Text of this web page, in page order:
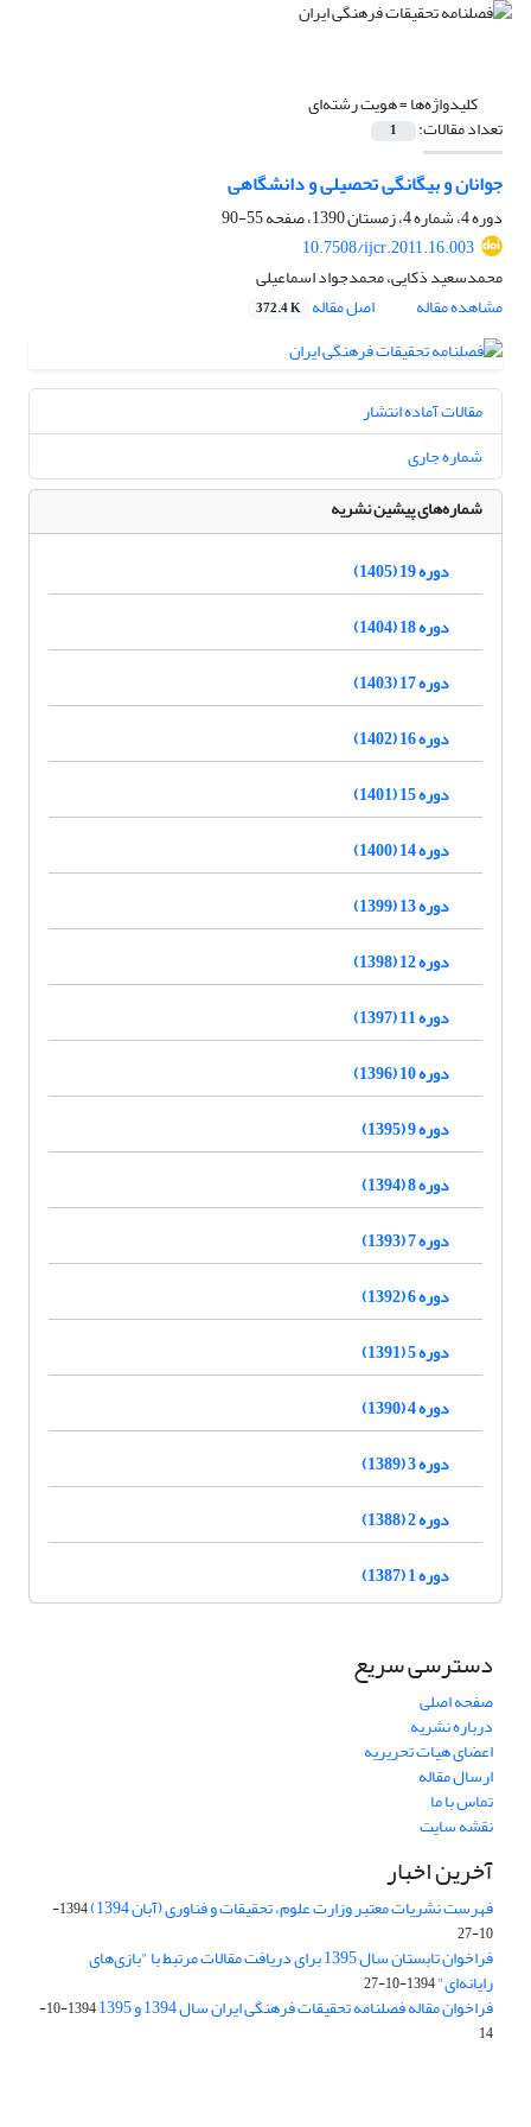
کلیدواژه‌ها =هویت رشته‌ای
تعداد مقالات: 1
جوانان و بیگانگی تحصیلی و دانشگاهی
دوره 4، شماره 4، زمستان 1390، صفحه
55-90
10.7508/ijcr.2011.16.003
محمد‌سعید ذکایی، محمد‌جواد اسماعیلی
مشاهده مقاله
اصل مقاله 372.4 K
مقالات آماده انتشار
شماره جاری
شماره‌های پیشین نشریه
دوره 19 (1405)
دوره 18 (1404)
دوره 17 (1403)
دوره 16 (1402)
دوره 15 (1401)
دوره 14 (1400)
دوره 13 (1399)
دوره 12 (1398)
دوره 11 (1397)
دوره 10 (1396)
دوره 9 (1395)
دوره 8 (1394)
دوره 7 (1393)
دوره 6 (1392)
دوره 5 (1391)
دوره 4 (1390)
دوره 3 (1389)
دوره 2 (1388)
دوره 1 (1387)
دسترسی سریع
صفحه اصلی
درباره نشریه
اعضای هیات تحریریه
ارسال مقاله
تماس با ما
نقشه سایت
آخرین اخبار
فهرست نشریات معتبر وزارت علوم، تحقیقات و فناوری (آبان 1394)
1394-
10-27
فراخوان تابستان سال 1395 برای دریافت مقالات مرتبط با "بازی‌های
رایانه‌ای"1394-10-27
فراخوان مقاله فصلنامه تحقیقات فرهنگی ایران سال 1394 و 1395
1394-10-
14